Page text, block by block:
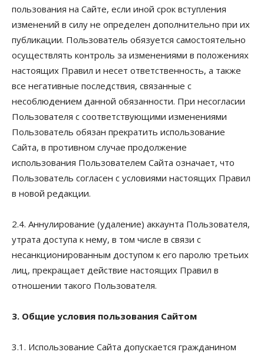
пользования на Сайте, если иной срок вступления
изменений в силу не определен дополнительно при их
публикации. Пользователь обязуется самостоятельно
осуществлять контроль за изменениями в положениях
настоящих Правил и несет ответственность, а также
все негативные последствия, связанные с
несоблюдением данной обязанности. При несогласии
Пользователя с соответствующими изменениями
Пользователь обязан прекратить использование
Сайта, в противном случае продолжение
использования Пользователем Сайта означает, что
Пользователь согласен с условиями настоящих Правил
в новой редакции.
2.4. Аннулирование (удаление) аккаунта Пользователя,
утрата доступа к нему, в том числе в связи с
несанкционированным доступом к его паролю третьих
лиц, прекращает действие настоящих Правил в
отношении такого Пользователя.
3. Общие условия пользования Сайтом
3.1. Использование Сайта допускается гражданином